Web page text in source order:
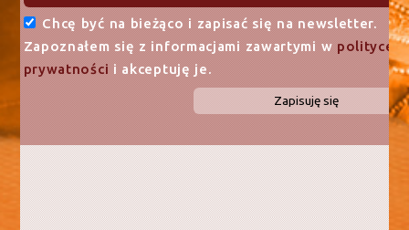
Chcę być na bieżąco i zapisać się na newsletter.
Zapoznałem się z informacjami zawartymi w polityce
prywatności i akceptuję je.